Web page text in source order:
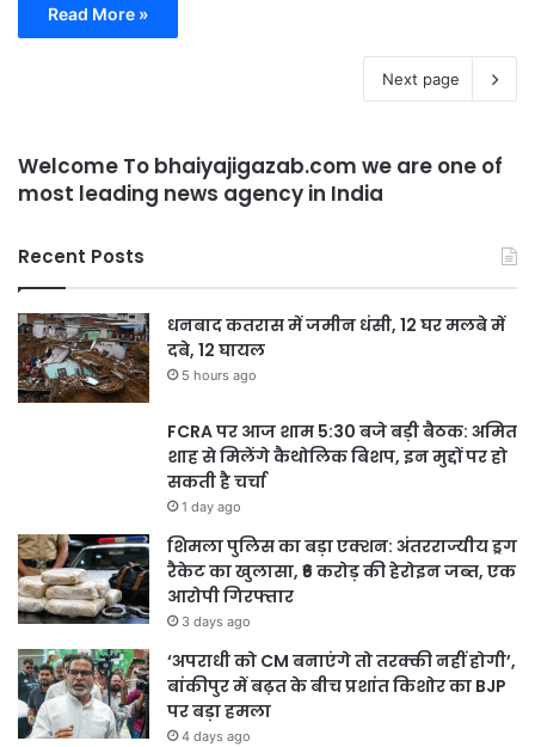
Read More »
Next page
Welcome To bhaiyajigazab.com we are one of
most leading news agency in India
Recent Posts
धनबाद कतरास में जमीन धंसी, 12 घर मलबे में
दबे, 12 घायल
5 hours ago
FCRA पर आज शाम 5:30 बजे बड़ी बैठक: अमित
शाह से मिलेंगे कैथोलिक बिशप, इन मुद्दों पर हो
सकती है चर्चा
1 day ago
शिमला पुलिस का बड़ा एक्शन: अंतरराज्यीय ड्रग
रैकेट का खुलासा, ₹6 करोड़ की हेरोइन जब्त, एक
आरोपी गिरफ्तार
3 days ago
‘अपराधी को CM बनाएंगे तो तरक्की नहीं होगी’,
बांकीपुर में बढ़त के बीच प्रशांत किशोर का BJP
पर बड़ा हमला
4 days ago